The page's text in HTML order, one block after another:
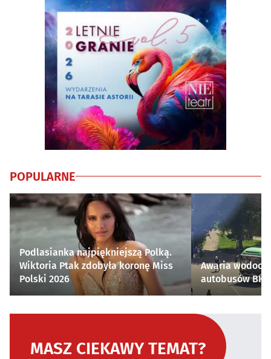
POPULARNE
Podlasianka najpiękniejszą Polką.
Wiktoria Ptak zdobyła koronę Miss
Polski 2026
Awaria
autobusów
MASZ CIEKAWY TEMAT?